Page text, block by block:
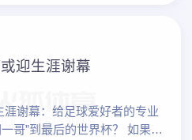
迎生涯谢幕
谢幕：给足球爱好者的专业